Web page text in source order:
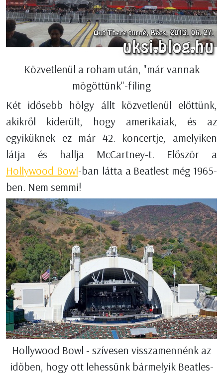
Közvetlenül a roham után, "már vannak
mögöttünk"-fíling
Két idősebb hölgy állt közvetlenül előttünk,
akikről kiderült, hogy amerikaiak, és az
egyiküknek ez már 42. koncertje, amelyiken
látja és hallja McCartney-t. Először a
Hollywood Bowl-ban látta a Beatlest még 1965-
ben. Nem semmi!
Hollywood Bowl - szívesen visszamennénk az
időben, hogy ott lehessünk bármelyik Beatles-